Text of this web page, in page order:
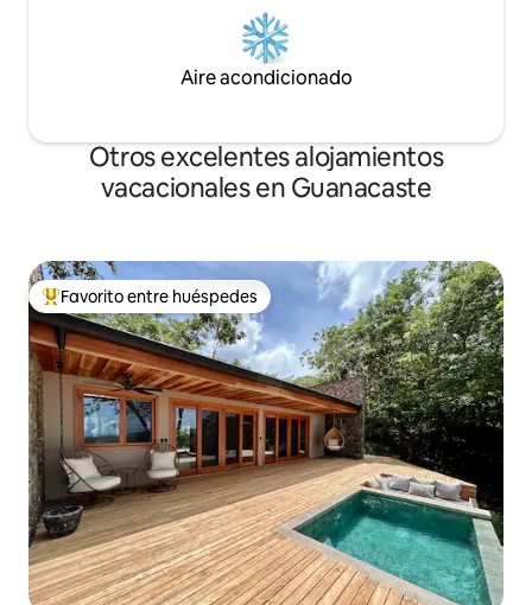
Aire acondicionado
Otros excelentes alojamientos
vacacionales en Guanacaste
De los mejores en Favorito entre huéspedes
Favorito entre huéspedes